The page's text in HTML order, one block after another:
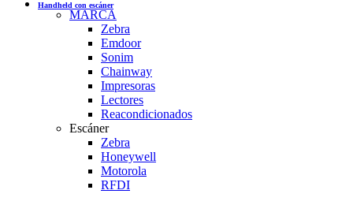
Handheld con escáner
MARCA
Zebra
Emdoor
Sonim
Chainway
Impresoras
Lectores
Reacondicionados
Escáner
Zebra
Honeywell
Motorola
RFDI